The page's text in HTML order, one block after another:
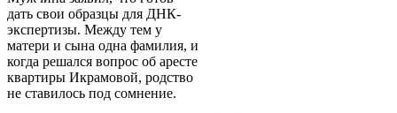
дать свои образцы для ДНК-
экспертизы. Между тем у
матери и сына одна фамилия, и
когда решался вопрос об аресте
квартиры Икрамовой, родство
не ставилось под сомнение.